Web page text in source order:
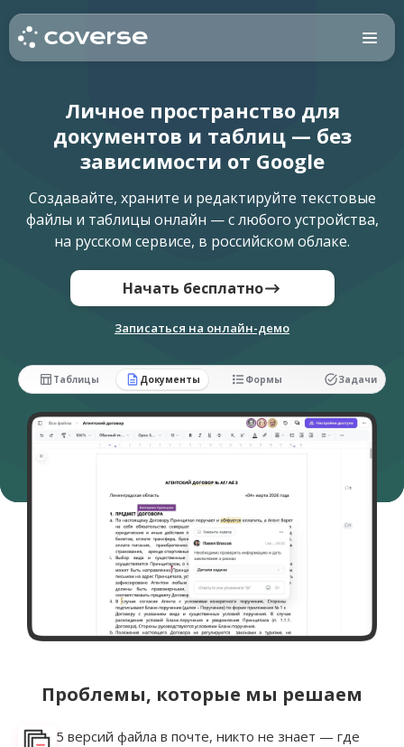
Личное пространство для
документов и таблиц — без
зависимости от Google
Создавайте, храните и редактируйте текстовые
файлы и таблицы онлайн — с любого устройства,
на русском сервисе, в российском облаке.
Начать бесплатно
Записаться на онлайн-демо
Проблемы, которые мы решаем
5 версий файла в почте, никто не знает — где